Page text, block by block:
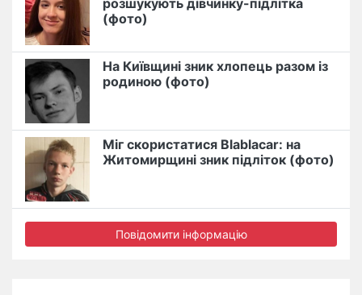
розшукують дівчинку-підлітка
(фото)
На Київщині зник хлопець разом із
родиною (фото)
Міг скористатися Blablacar: на
Житомирщині зник підліток (фото)
Повідомити інформацію